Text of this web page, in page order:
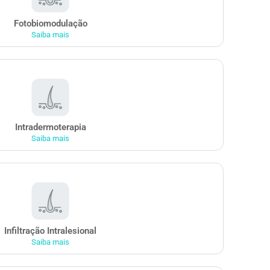
Fotobiomodulação
Saiba mais
Intradermoterapia
Saiba mais
Infiltração Intralesional
Saiba mais